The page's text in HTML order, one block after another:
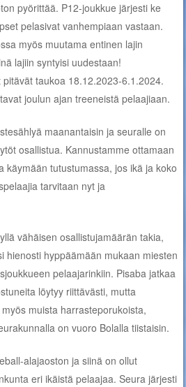
pyörittää. P12-joukkue järjesti ke
pelasivat vanhempiaan vastaan.
myös muutama entinen lajin
lajiin syntyisi uudestaan!
taukoa 18.12.2023-6.1.2024.
joulun ajan treeneistä pelaajiaan.
maanantaisin ja seuralle on
osallistua. Kannustamme ottamaan
käymään tutustumassa, jos ikä ja koko
tarvitaan nyt ja
vähäisen osallistujamäärän takia,
hienosti hyppäämään mukaan miesten
pelaajarinkiin. Pisaba jatkaa
löytyy riittävästi, mutta
muista harrasteporukoista,
on vuoro Bolalla tiistaisin.
alajaoston ja siinä on ollut
eri ikäistä pelaajaa. Seura järjesti